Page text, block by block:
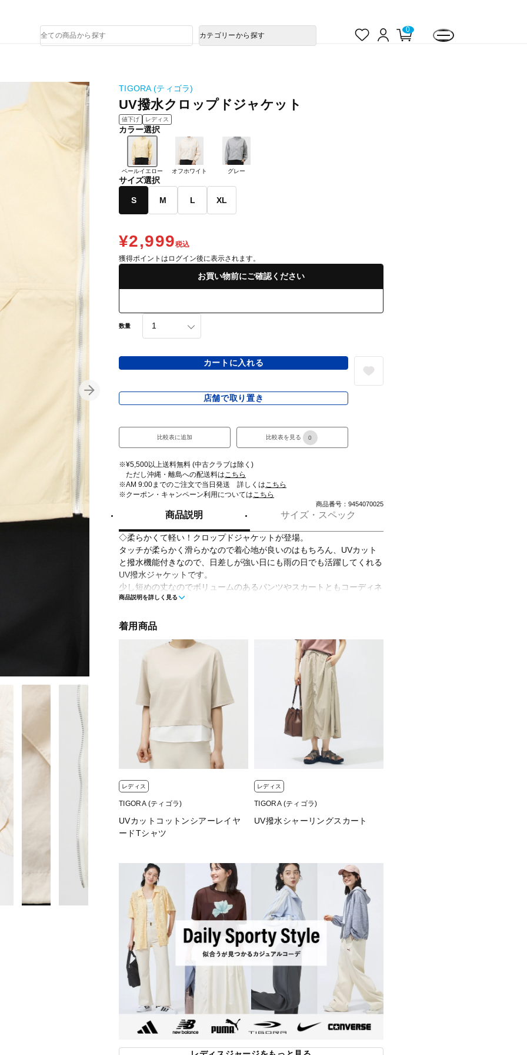
ロ
0
品
検
カテゴリーから探す
TIGORA (ティゴラ)
UV撥水クロップドジャケット
値下げ レディス
カラー選択
ペールイエロー オフホワイト グレー
サイズ選択
S M L XL
¥2,999税込
獲得ポイントはログイン後に表示されます。
お買い物前にご確認ください
数量
カートに入れる
店舗で取り置き
比較表に追加 比較表を見る 0
※¥5,500以上送料無料 (中古クラブは除く)
ただし沖縄・離島への配送料はこちら
※AM 9:00までのご注文で当日発送 詳しくはこちら
※クーポン・キャンペーン利用についてはこちら
商品番号：9454070025
商品説明 サイズ・スペック
◇柔らかくて軽い！クロップドジャケットが登場。
タッチが柔らかく滑らかなので着心地が良いのはもちろん、UVカット
と撥水機能付きなので、日差しが強い日にも雨の日でも活躍してくれる
UV撥水ジャケットです。
少し短めの丈なのでボリュームのあるパンツやスカートともコーディネ
ートがしやすいです。
■カラー：
グレー
■素材：ナイロン100％
■生産国：ミャンマー
■2025 Spring＆Summer モデル
■メーカー型番：TR-9C2085WJ
商品説明を詳しく見る
着用商品
レディス
TIGORA (ティゴラ)
UVカットコットンシアーレイヤ
ードTシャツ
レディス
TIGORA (ティゴラ)
UV撥水シャーリングスカート